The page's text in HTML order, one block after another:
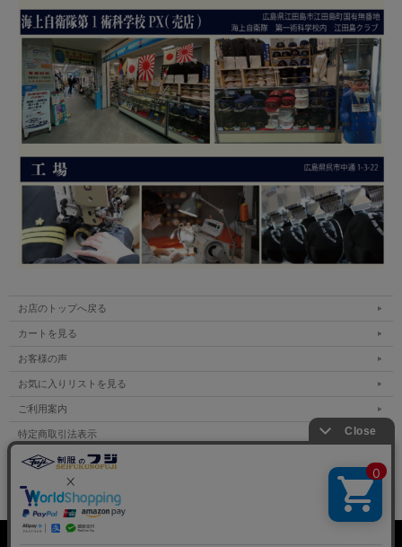
お店のトップへ戻る
カートを見る
お客様の声
お気に入りリストを見る
ご利用案内
特定商取引法表示
個人情報の取扱い
サイトマップ